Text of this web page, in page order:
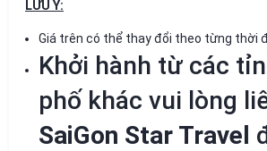
LƯU Ý:
Giá trên có thể thay đổi theo từng thời
Khởi hành từ các
phố khác vui lòng
SaiGon Star Travel